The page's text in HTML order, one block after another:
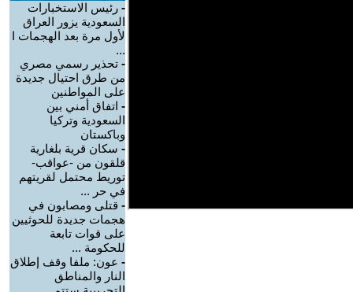
- رئيس الاستخبارات
السعودية يزور العراق
لأول مرة بعد الهجمات ا
...
- تحذير رسمي مصري
من طرق احتيال جديدة
على المواطنين
- اتفاق أمني بين
السعودية وتركيا
وباكستان
- سكان قرية بلغارية
قلقون من -عواقب-
توريط محتمل لقريتهم
في حر ...
- قتلى ومصابون في
هجمات جديدة للحوثيين
على قوات تابعة
للحكومة ...
- عون: ملفا وقف إطلاق
النار والمناطق